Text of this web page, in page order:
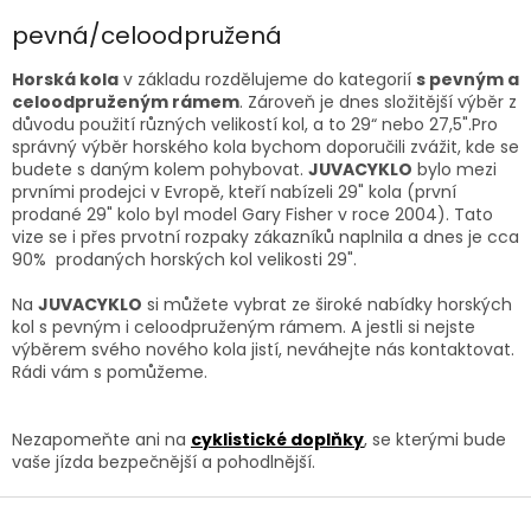
a
í
p
r
v
k
y
v
ý
p
s
u
v
á
n
í
pevná/celoodpružená
Horská kola v základu rozdělujeme do kategorií s pevným a
celoodpruženým rámem. Zároveň je dnes složitější výběr z
důvodu použití různých velikostí kol, a to 29“ nebo 27,5".Pro
správný výběr horského kola bychom doporučili zvážit, kde se
budete s daným kolem pohybovat. JUVACYKLO bylo mezi
prvními prodejci v Evropě, kteří nabízeli 29" kola (první
prodané 29" kolo byl model Gary Fisher v roce 2004). Tato
vize se i přes prvotní rozpaky zákazníků naplnila a dnes je cca
90% prodaných horských kol velikosti 29".
Na JUVACYKLO si můžete vybrat ze široké nabídky horských
kol s pevným i celoodpruženým rámem. A jestli si nejste
výběrem svého nového kola jistí, neváhejte nás kontaktovat.
Rádi vám s pomůžeme.
Nezapomeňte ani na cyklistické doplňky, se kterými bude
vaše jízda bezpečnější a pohodlnější.
Z